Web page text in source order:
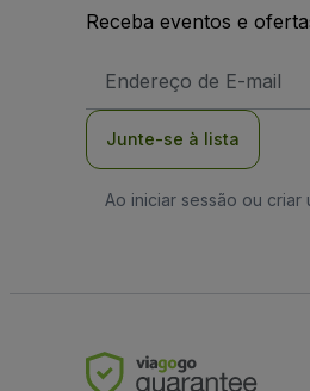
Receba eventos e
de
Junte-se à lista
Ao iniciar sessão ou